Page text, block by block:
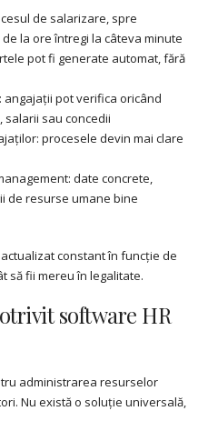
de salarizare, spre
la ore întregi la câteva minute
pot fi generate automat, fără
pot verifica oricând
salarii sau concedii
procesele devin mai clare
date concrete,
de resurse umane bine
constant în funcție de
să fii mereu în legalitate.
software HR
administrarea resurselor
Nu există o soluție universală,